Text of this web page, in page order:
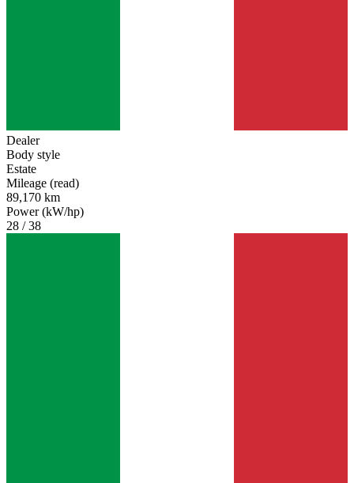
Dealer
Body style
Estate
Mileage (read)
89,170 km
Power (kW/hp)
28 / 38